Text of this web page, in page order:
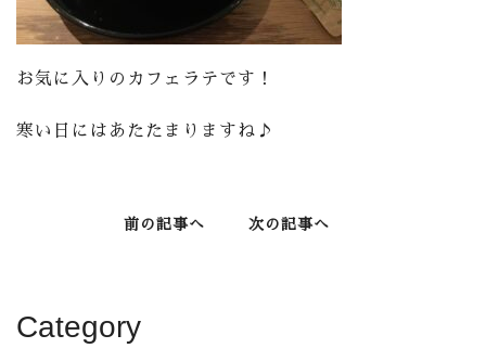
お気に入りのカフェラテです！
寒い日にはあたたまりますね♪
前の記事へ 次の記事へ
Category